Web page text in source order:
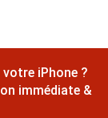
iPhone ?
immédiate &